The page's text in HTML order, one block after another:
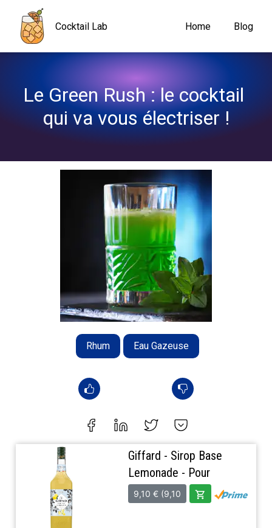
Cocktail Lab Home Blog
Le Green Rush : le cocktail
qui va vous électriser !
Rhum Eau Gazeuse
Navigated to Le Green Rush : le cocktail qui va vous électriser !